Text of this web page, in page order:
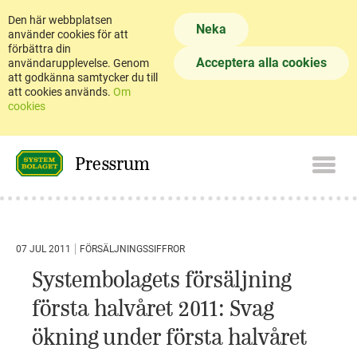
Den här webbplatsen
använder cookies för att
förbättra din
användarupplevelse. Genom
att godkänna samtycker du till
att cookies används. Om
cookies
Neka
Acceptera alla cookies
Pressrum
07 JUL 2011 FÖRSÄLJNINGSSIFFROR
Systembolagets försäljning
första halvåret 2011: Svag
ökning under första halvåret